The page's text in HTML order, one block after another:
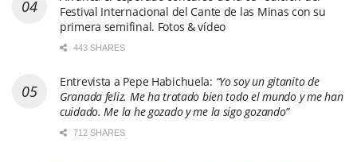
Festival Internacional del Cante de las Minas con su
primera semifinal. Fotos & vídeo
443 SHARES
Entrevista a Pepe Habichuela: “Yo soy un gitanito de
Granada feliz. Me ha tratado bien todo el mundo y me han
cuidado. Me la he gozado y me la sigo gozando”
712 SHARES